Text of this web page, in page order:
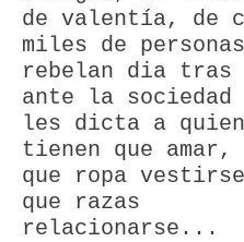
de valentía, de
miles de
rebelan dia tras
ante la sociedad
les dicta a quien
tienen que amar,
que ropa
que razas
relacionarse...